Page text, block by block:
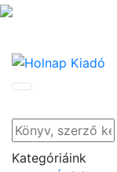
Kategóriáink